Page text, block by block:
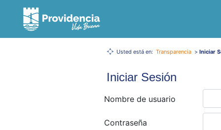
Usted está en: Transparencia > Iniciar
Iniciar Sesión
Nombre de usuario
Contraseña